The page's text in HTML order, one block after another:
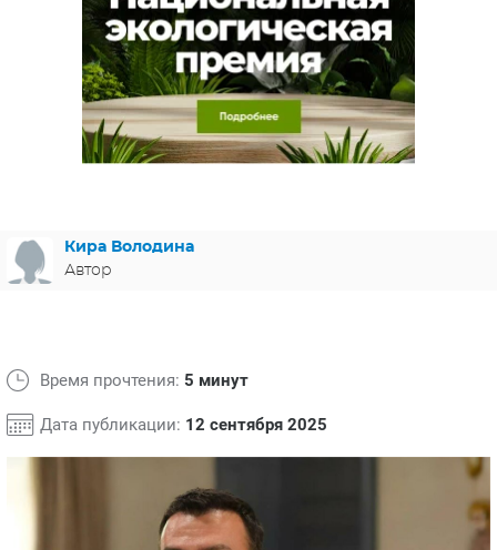
МЕЛОДРАМЫ
ФРАНЦИЯ
ГЕРМАНИЯ
СВЕТСКИЕ НОВОСТИ
СПОЙЛЕРЫ ИЗ СЕРИАЛОВ
Кира Володина
Автор
Время прочтения: 5 минут
Дата публикации: 12 сентября 2025